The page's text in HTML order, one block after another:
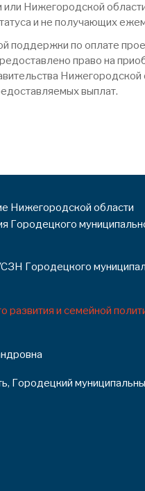
Нижегородской
и не получающих
поддержки по оплате
право на
выплат.
Нижегородской области
Городецкого
Городецкого
развития и семейной
Городецкий